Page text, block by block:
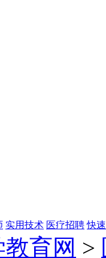
实用技术 医疗招聘 快
教育网 >